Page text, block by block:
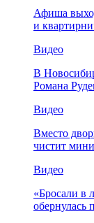
Афиша
и
Видео
В
Романа
Видео
Вместо
чистит
Видео
«Бросали в
обернулась